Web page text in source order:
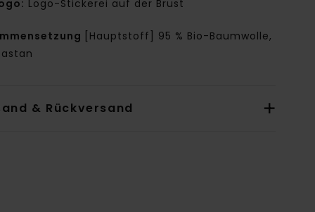
Logo-Stickerei auf der Brust
[Hauptstoff] 95 % Bio-Baumwolle,
& Rückversand